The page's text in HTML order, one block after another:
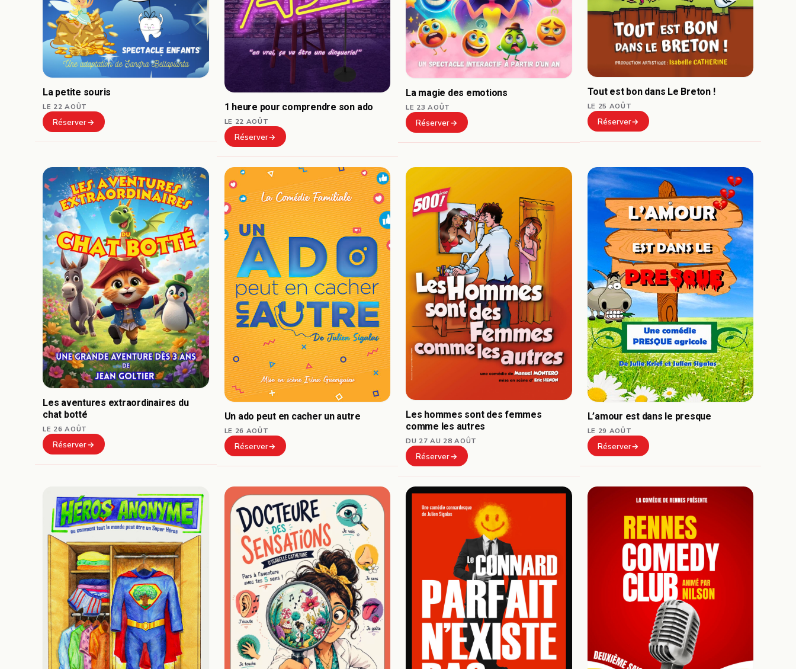
La petite souris
LE 22 AOÛT
Réserver
1 heure pour comprendre son ado
LE 22 AOÛT
Réserver
La magie des emotions
LE 23 AOÛT
Réserver
Tout est bon dans Le Breton !
LE 25 AOÛT
Réserver
Les aventures extraordinaires du
chat botté
LE 26 AOÛT
Réserver
Un ado peut en cacher un autre
LE 26 AOÛT
Réserver
Les hommes sont des femmes
comme les autres
DU 27 AU 28 AOÛT
Réserver
L’amour est dans le presque
LE 29 AOÛT
Réserver